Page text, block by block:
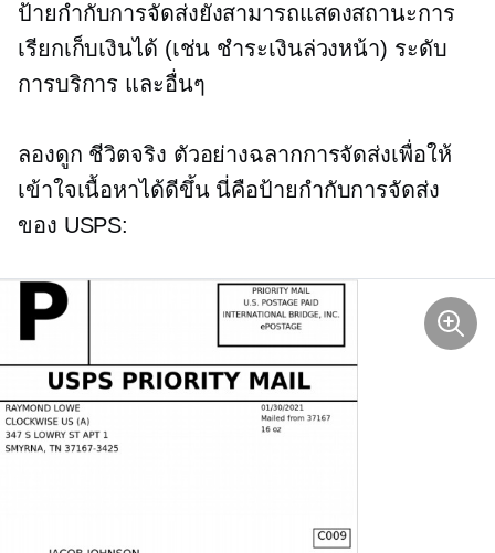
ป้ายกำกับการจัดส่งยังสามารถแสดงสถานะการ
เรียกเก็บเงินได้ (เช่น ชำระเงินล่วงหน้า) ระดับ
การบริการ และอื่นๆ
ลองดูก ชีวิตจริง ตัวอย่างฉลากการจัดส่งเพื่อให้
เข้าใจเนื้อหาได้ดีขึ้น นี่คือป้ายกำกับการจัดส่ง
ของ USPS: